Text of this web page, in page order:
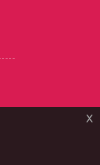
x